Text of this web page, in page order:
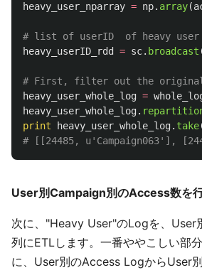
heavy_user_nparray = np. array(
heavy_userID_rdd
= sc. broadcast
heavy_user_whole_log =
heavy_user_whole_log.
print
heavy_user_whole_log. take
User別Campaign別のAccess数を
次に、"Heavy User"のLogを、User
列にETLします。一番ややこしい部
に、User別のAccess LogからUser